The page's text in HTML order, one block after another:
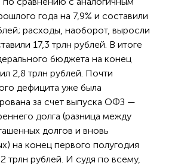
года на 7,9% и составили
расходы, наоборот, выросли
17,3 трлн рублей. В итоге
бюджета на конец
2,8 трлн рублей. Почти
дефицита уже была
за счет выпуска ОФЗ —
долга (разница между
долгов и вновь
на конец первого полугодия
трлн рублей. И судя по всему,